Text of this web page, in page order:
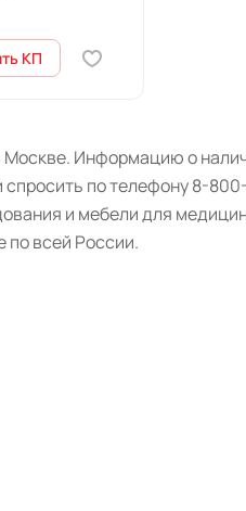
КП
Москве. Информацию о
спросить по телефону 8-
и мебели для
по всей России.